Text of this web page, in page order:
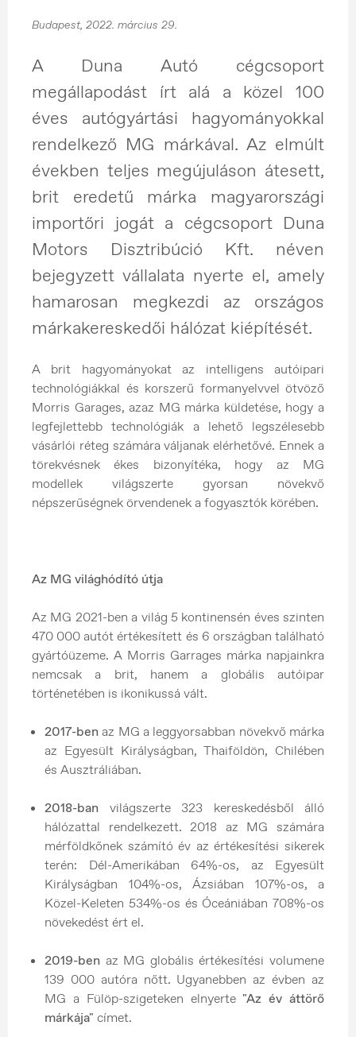
Budapest, 2022. március 29.
A Duna Autó cégcsoport
megállapodást írt alá a közel 100
éves autógyártási hagyományokkal
rendelkező MG márkával. Az elmúlt
években teljes megújuláson átesett,
brit eredetű márka magyarországi
importőri jogát a cégcsoport Duna
Motors Disztribúció Kft. néven
bejegyzett vállalata nyerte el, amely
hamarosan megkezdi az országos
márkakereskedői hálózat kiépítését.
A brit hagyományokat az intelligens autóipari
technológiákkal és korszerű formanyelvvel ötvöző
Morris Garages, azaz MG márka küldetése, hogy a
legfejlettebb technológiák a lehető legszélesebb
vásárlói réteg számára váljanak elérhetővé. Ennek a
törekvésnek ékes bizonyítéka, hogy az MG
modellek világszerte gyorsan növekvő
népszerűségnek örvendenek a fogyasztók körében.
Az MG világhódító útja
Az MG 2021-ben a világ 5 kontinensén éves szinten
470 000 autót értékesített és 6 országban található
gyártóüzeme. A Morris Garrages márka napjainkra
nemcsak a brit, hanem a globális autóipar
történetében is ikonikussá vált.
2017-ben az MG a leggyorsabban növekvő márka
az Egyesült Királyságban, Thaiföldön, Chilében
és Ausztráliában.
2018-ban világszerte 323 kereskedésből álló
hálózattal rendelkezett. 2018 az MG számára
mérföldkőnek számító év az értékesítési sikerek
terén: Dél-Amerikában 64%-os, az Egyesült
Királyságban 104%-os, Ázsiában 107%-os, a
Közel-Keleten 534%-os és Óceániában 708%-os
növekedést ért el.
2019-ben az MG globális értékesítési volumene
139 000 autóra nőtt. Ugyanebben az évben az
MG a Fülöp-szigeteken elnyerte "Az év áttörő
márkája" címet.